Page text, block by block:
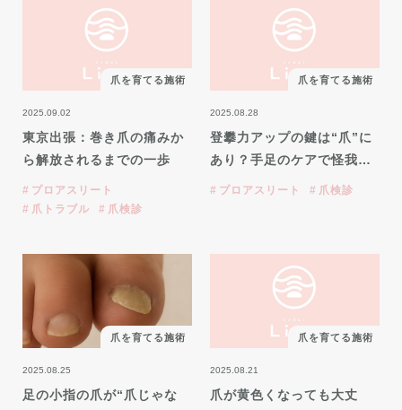
爪を育てる施術
2025.09.02
東京出張：巻き爪の痛みか
ら解放されるまでの一歩
プロアスリート
爪トラブル
爪検診
爪を育てる施術
2025.08.28
登攀力アップの鍵は“爪”に
あり？手足のケアで怪我…
プロアスリート 爪検診
爪を育てる施術
2025.08.25
足の小指の爪が“爪じゃな
爪を育てる施術
2025.08.21
爪が黄色くなっても大丈